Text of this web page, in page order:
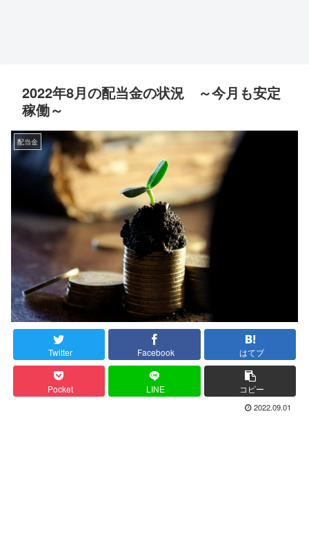
2022年8月の配当金の状況 ～今月も安定
稼働～
配当金
Twitter Facebook はてブ
Pocket LINE コピー
2022.09.01